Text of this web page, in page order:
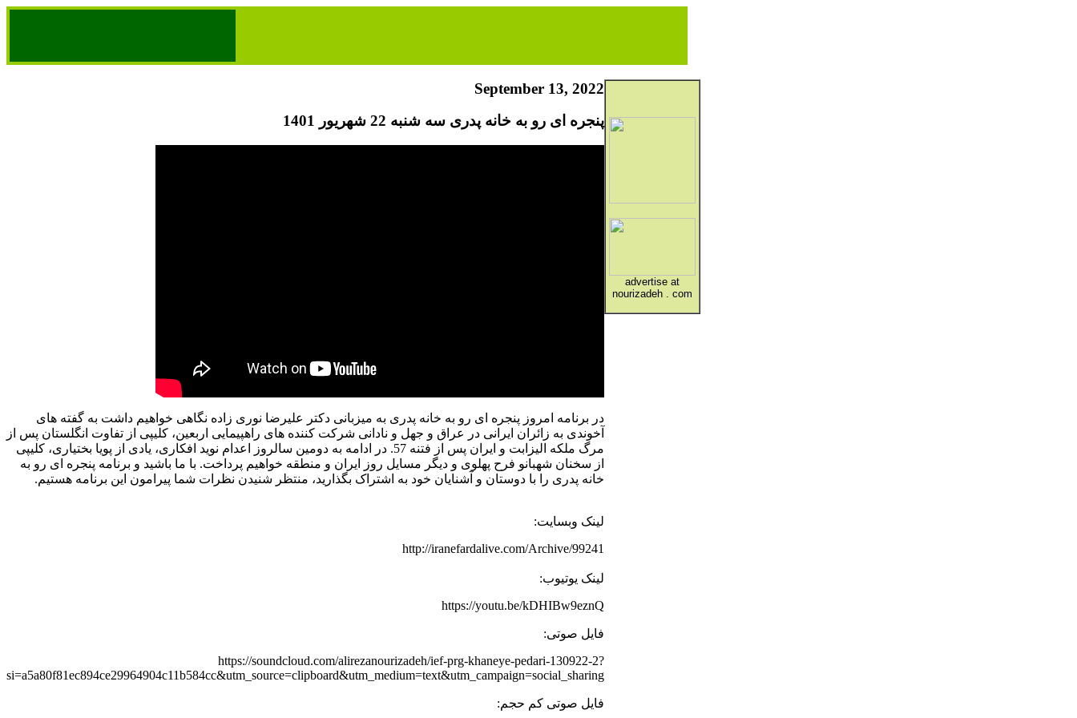
September 13, 2022
پنجره ای رو به خانه پدری سه شنبه 22 شهریور 1401
در برنامه امروز پنجره ای رو به خانه پدری به میزبانی دکتر علیرضا نوری زاده نگاهی خواهیم داشت به گفته های
آخوندی به زائران ایرانی در عراق و جهل و نادانی شرکت کننده های راهپیمایی اربعین، کلیپی از تفاوت انگلستان پس از
مرگ ملکه الیزابت و ایران پس از فتنه 57. در ادامه به دومین سالروز اعدام نوید افکاری، یادی از پویا بختیاری، کلیپی
از سخنان شهبانو فرح پهلوی و دیگر مسایل روز ایران و منطقه خواهیم پرداخت. با ما باشید و برنامه پنجره ای رو به
خانه پدری را با دوستان و آشنایان خود به اشتراک بگذارید، منتظر شنیدن نظرات شما پیرامون این برنامه هستیم.
لینک وبسایت:
http://iranefardalive.com/Archive/99241
لینک یوتیوب:
https://youtu.be/kDHIBw9eznQ
فایل صوتی:
https://soundcloud.com/alirezanourizadeh/ief-prg-khaneye-pedari-130922-2?
si=a5a80f81ec894ce29964904c11b584cc&utm_source=clipboard&utm_medium=text&utm_campaign=social_sharing
فایل صوتی کم حجم:
advertise at
nourizadeh . com